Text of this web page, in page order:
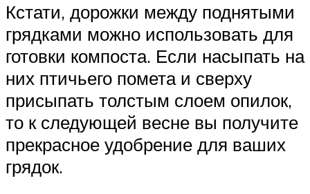
Кстати, дорожки между поднятыми
грядками можно использовать для
готовки компоста. Если насыпать на
них птичьего помета и сверху
присыпать толстым слоем опилок,
то к следующей весне вы получите
прекрасное удобрение для ваших
грядок.